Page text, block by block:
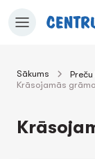
Sākums
Krāsojamās